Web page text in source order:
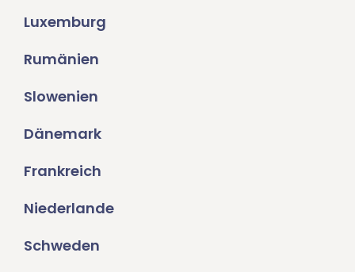
Luxemburg
Rumänien
Slowenien
Dänemark
Frankreich
Niederlande
Schweden